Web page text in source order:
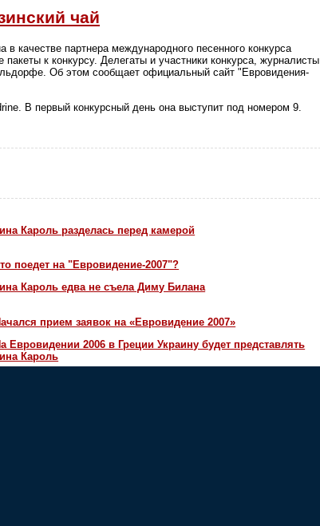
чай
качестве партнера международного песенного конкурса
к конкурсу. Делегаты и участники конкурса, журналисты
Об этом сообщает официальный сайт "Евровидения-
В первый конкурсный день она выступит под номером 9.
Кароль разделась перед камерой
поедет на "Евровидение-2007"?
Кароль едва не съела Диму Билана
прием заявок на «Евровидение 2007»
Евровидении 2006 в Греции Украину будет представлять
Кароль